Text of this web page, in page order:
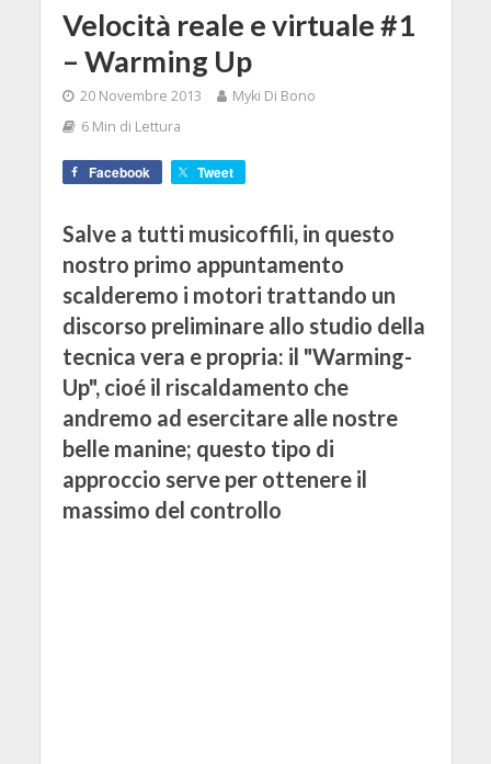
Velocità reale e virtuale #1
– Warming Up
20 Novembre 2013
Myki Di Bono
6 Min di Lettura
Facebook Tweet
Salve a tutti musicoffili, in questo
nostro primo appuntamento
scalderemo i motori trattando un
discorso preliminare allo studio della
tecnica vera e propria: il "Warming-
Up", cioé il riscaldamento che
andremo ad esercitare alle nostre
belle manine; questo tipo di
approccio serve per ottenere il
massimo del controllo